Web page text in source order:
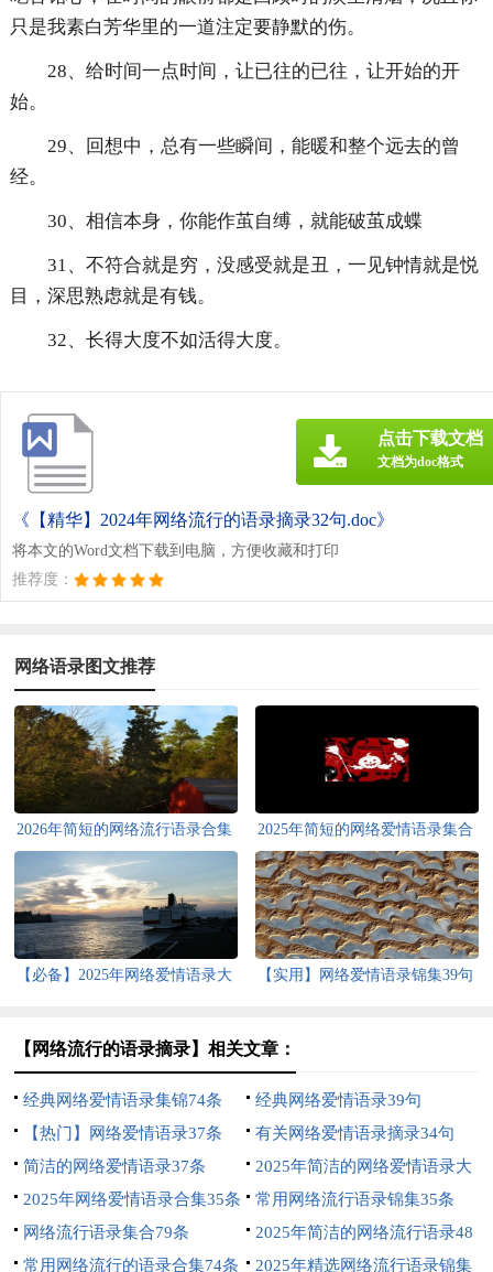
只是我素白芳华里的一道注定要静默的伤。
28、给时间一点时间，让已往的已往，让开始的开
始。
29、回想中，总有一些瞬间，能暖和整个远去的曾
经。
30、相信本身，你能作茧自缚，就能破茧成蝶
31、不符合就是穷，没感受就是丑，一见钟情就是悦
目，深思熟虑就是有钱。
32、长得大度不如活得大度。
《【精华】2024年网络流行的语录摘录32句.doc》
将本文的Word文档下载到电脑，方便收藏和打印
推荐度：
点击下载文档
文档为doc格式
网络语录图文推荐
2026年简短的网络流行语录合集
68条
2025年简短的网络爱情语录集合
42条
【必备】2025年网络爱情语录大
【实用】网络爱情语录锦集39句
【网络流行的语录摘录】相关文章：
经典网络爱情语录集锦74条
经典网络爱情语录39句
【热门】网络爱情语录37条
有关网络爱情语录摘录34句
简洁的网络爱情语录37条
2025年简洁的网络爱情语录大
集合67条
2025年网络爱情语录合集35条
常用网络流行语录锦集35条
网络流行语录集合79条
2025年简洁的网络流行语录48
句
常用网络流行的语录合集74条 2025年精选网络流行语录锦集